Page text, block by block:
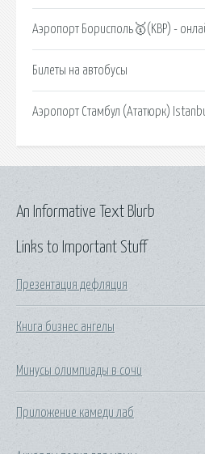
Аэропорт Борисполь🥇(KBP) -
Билеты на автобусы
Аэропорт Стамбул (Ататюрк)
Links to Important Stuff
Презентация дефляция
Книга бизнес ангелы
Минусы олимпиады в сочи
Приложение камеди лаб
An Informative Text Blurb